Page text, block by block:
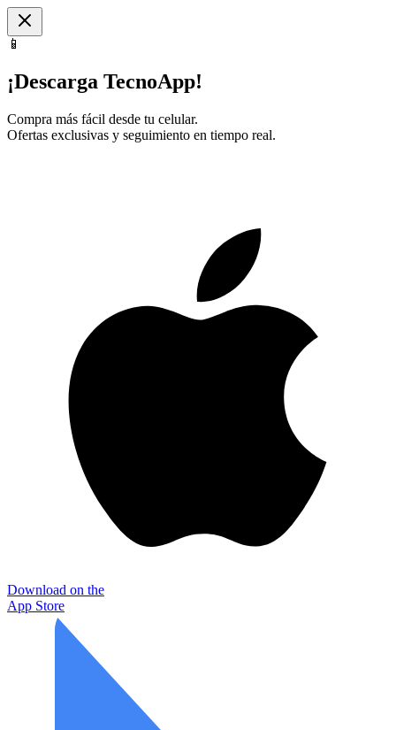
📱
¡Descarga TecnoApp!
Compra más fácil desde tu celular.
Ofertas exclusivas y seguimiento en tiempo real.
Download on the
App Store